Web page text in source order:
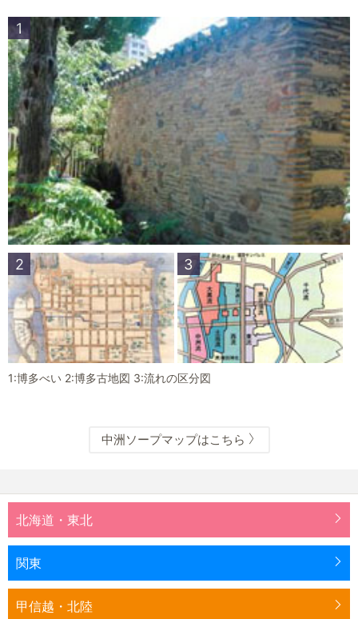
1
2 3
1:博多べい 2:博多古地図 3:流れの区分図
中洲ソープマップはこちら
北海道・東北
関東
甲信越・北陸